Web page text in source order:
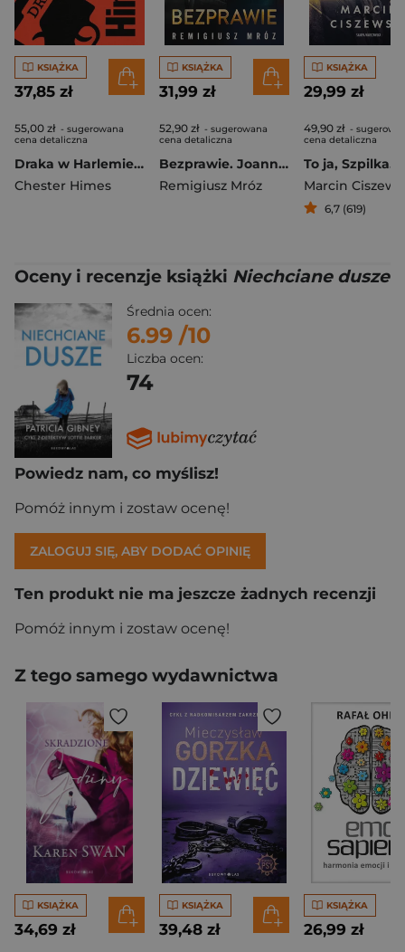
KSIĄŻKA
37,85 zł
55,00 zł - sugerowana
cena detaliczna
Draka w Harlemie. Gliniarze z Harlemu. 1
Chester Himes
KSIĄŻKA
31,99 zł
52,90 zł - sugerowana
cena detaliczna
Bezprawie. Joanna Chyłka. Tom 20
Remigiusz Mróz
KSIĄŻKA
29,99 zł
49,90 zł -
cena detaliczna
To ja, Szpilka.
Marcin
6,7 (619)
Oceny i recenzje książki Niechciane dusze
Średnia ocen:
6.99 /10
Liczba ocen:
74
Powiedz nam, co myślisz!
Pomóż innym i zostaw ocenę!
ZALOGUJ SIĘ, ABY DODAĆ OPINIĘ
Ten produkt nie ma jeszcze żadnych recenzji
Pomóż innym i zostaw ocenę!
Z tego samego wydawnictwa
KSIĄŻKA
34,69 zł
KSIĄŻKA
39,48 zł
KSIĄŻKA
26,99 zł